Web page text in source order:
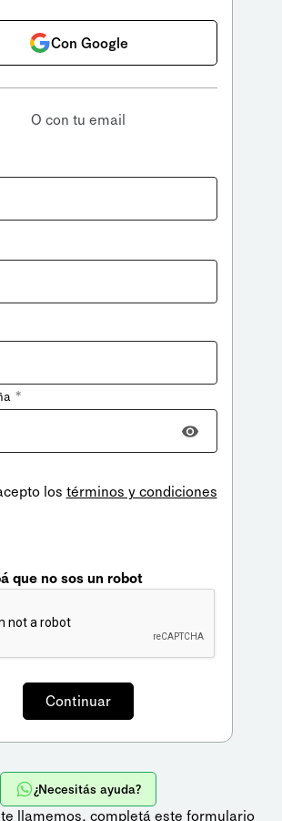
Con Google
O con tu email
*
los términos y condiciones
que no sos un robot
¿Necesitás ayuda?
llamemos, completá este formulario